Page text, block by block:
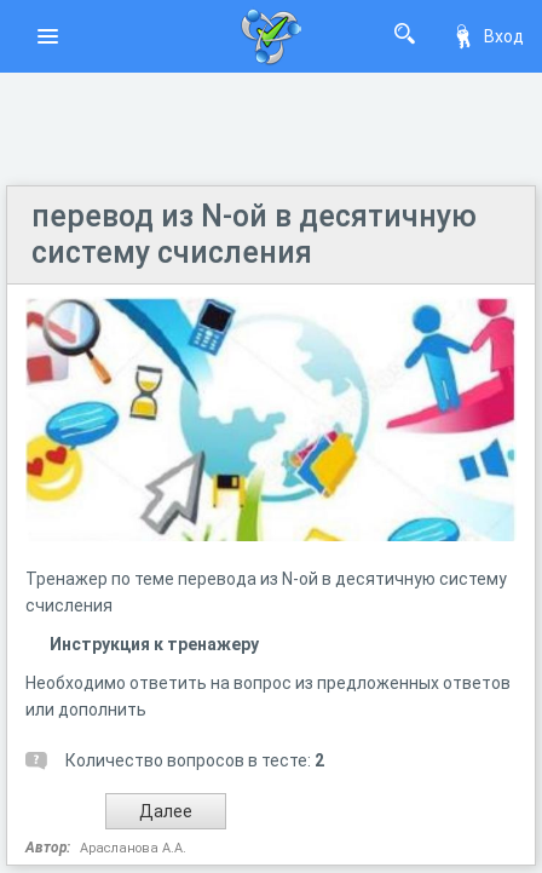
Вход
перевод из N-ой в десятичную
систему счисления
Тренажер по теме перевода из N-ой в десятичную систему
счисления
Инструкция к тренажеру
Необходимо ответить на вопрос из предложенных ответов
или дополнить
Количество вопросов в тесте: 2
Автор: Арасланова А.А.